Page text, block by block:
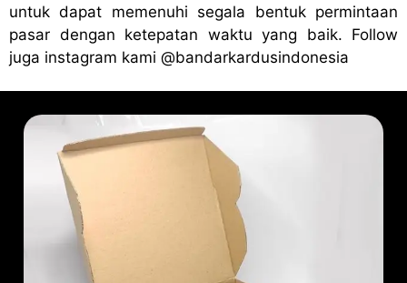
untuk dapat memenuhi segala bentuk permintaan
pasar dengan ketepatan waktu yang baik. Follow
juga instagram kami @bandarkardusindonesia